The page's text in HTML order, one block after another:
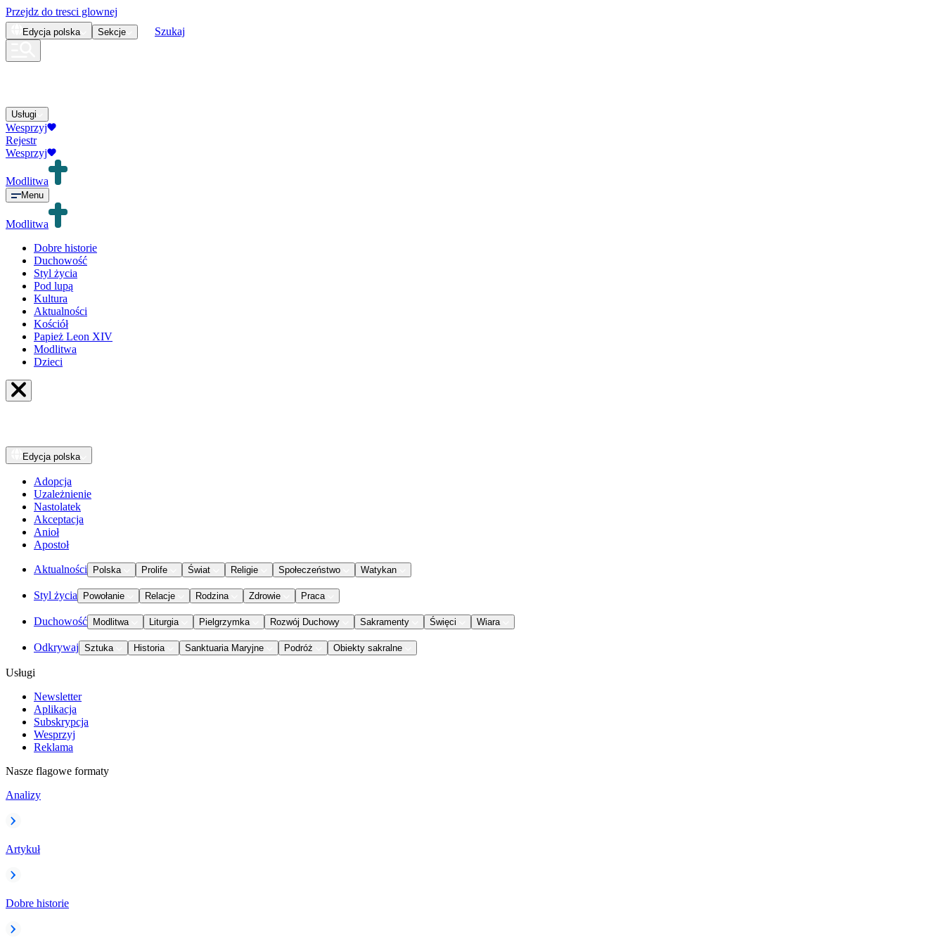
Przejdz do tresci glownej
Edycja polska Sekcje Szukaj
Usługi
Wesprzyj
Rejestr
Wesprzyj
Modlitwa
Menu
Modlitwa
Dobre historie
Duchowość
Styl życia
Pod lupą
Kultura
Aktualności
Kościół
Papież Leon XIV
Modlitwa
Dzieci
Edycja polska
Adopcja
Uzależnienie
Nastolatek
Akceptacja
Anioł
Apostoł
Aktualności Polska Prolife Świat Religie Społeczeństwo Watykan
Styl życia Powołanie Relacje Rodzina Zdrowie Praca
Duchowość Modlitwa Liturgia Pielgrzymka Rozwój Duchowy Sakramenty Święci Wiara
Odkrywaj Sztuka Historia Sanktuaria Maryjne Podróż Obiekty sakralne
Usługi
Newsletter
Aplikacja
Subskrypcja
Wesprzyj
Reklama
Nasze flagowe formaty
Analizy
Artykuł
Dobre historie